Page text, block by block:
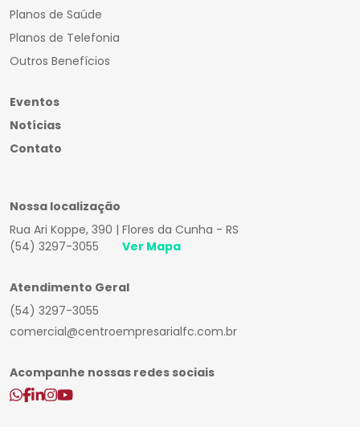
Planos de Saúde
Planos de Telefonia
Outros Benefícios
Eventos
Notícias
Contato
Nossa localização
Rua Ari Koppe, 390 | Flores da Cunha - RS
(54) 3297-3055
Ver Mapa
Atendimento Geral
(54) 3297-3055
comercial@centroempresarialfc.com.br
Acompanhe nossas redes sociais